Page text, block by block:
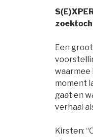
Een
waarmee
moment
gaat en
verhaal
Kirsten: